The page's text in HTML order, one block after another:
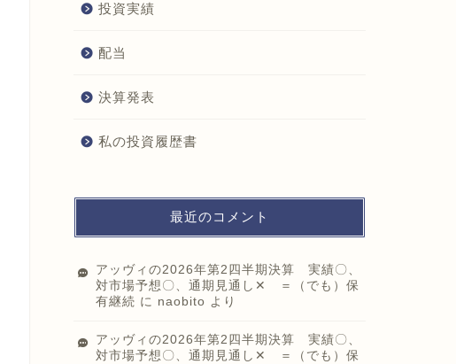
投資実績
配当
決算発表
私の投資履歴書
最近のコメント
アッヴィの2026年第2四半期決算 実績〇、
対市場予想〇、通期見通し✕ ＝（でも）保
有継続 に naobito より
アッヴィの2026年第2四半期決算 実績〇、
対市場予想〇、通期見通し✕ ＝（でも）保